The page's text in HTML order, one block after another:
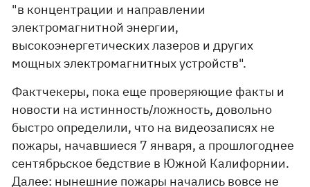
"в концентрации и направлении
электромагнитной энергии,
высокоэнергетических лазеров и других
мощных электромагнитных устройств".
Фактчекеры, пока еще проверяющие факты и
новости на истинность/ложность, довольно
быстро определили, что на видеозаписях не
пожары, начавшиеся 7 января, а прошлогоднее
сентябрьское бедствие в Южной Калифорнии.
Далее: нынешние пожары начались вовсе не